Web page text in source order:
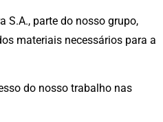
S.A., parte do nosso grupo,
materiais necessários para a
do nosso trabalho nas